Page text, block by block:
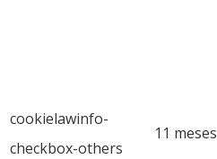
cookielawinfo-
checkbox-others
11 meses